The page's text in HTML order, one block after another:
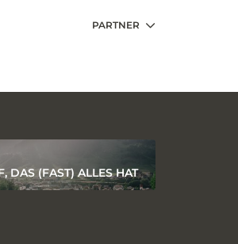
PARTNER
DAS (FAST) ALLES HAT